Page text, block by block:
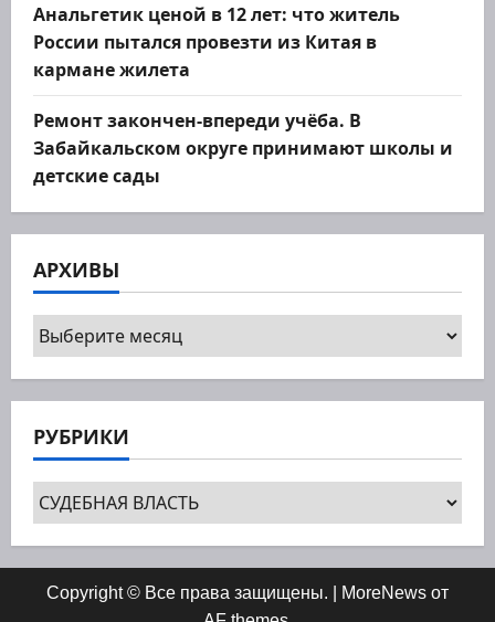
Анальгетик ценой в 12 лет: что житель
России пытался провезти из Китая в
кармане жилета
Ремонт закончен-впереди учёба. В
Забайкальском округе принимают школы и
детские сады
АРХИВЫ
Архивы
РУБРИКИ
Рубрики
Copyright © Все права защищены. MoreNews от